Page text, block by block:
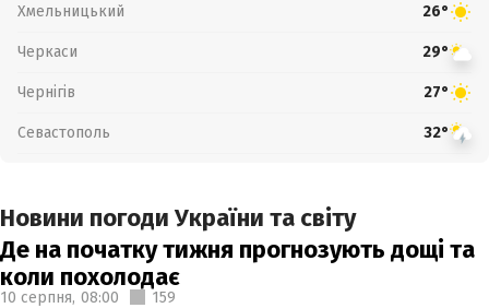
Хмельницький 26°
Черкаси 29°
Чернігів 27°
Севастополь 32°
Новини погоди України та світу
Де на початку тижня прогнозують дощі та
коли похолодає
10 серпня, 08:00 159